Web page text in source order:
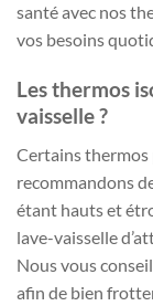
santé avec nos
vos besoins
Les thermos
vaisselle ?
Certains thermos
recommandons
étant hauts et
lave-vaisselle
Nous vous
afin de bien